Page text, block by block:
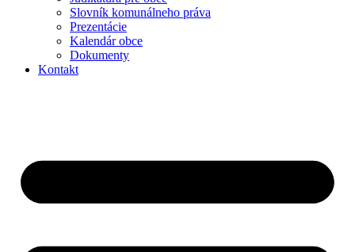
Slovník komunálneho práva
Prezentácie
Kalendár obce
Dokumenty
Kontakt